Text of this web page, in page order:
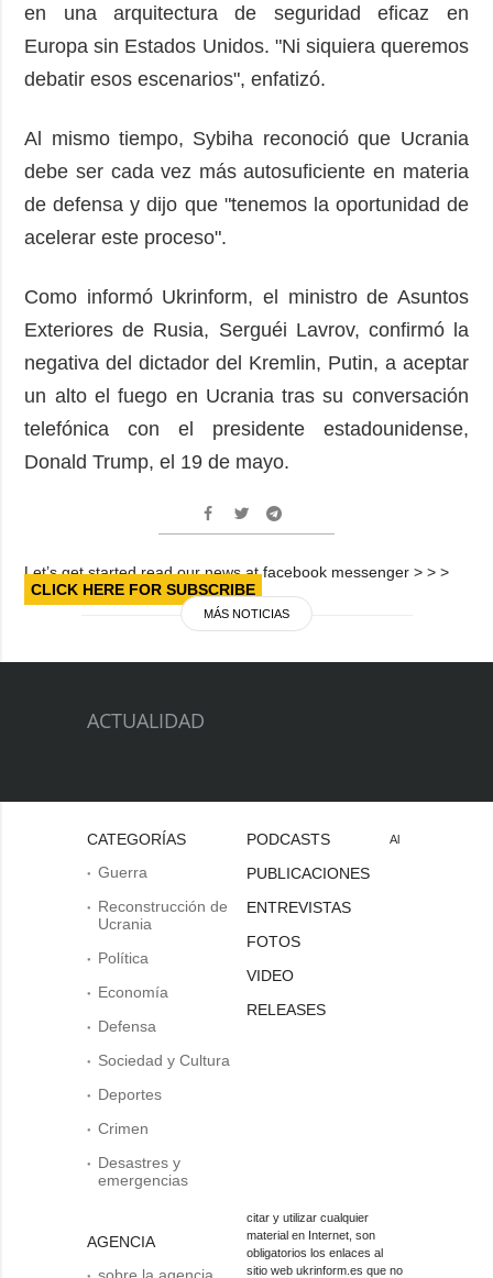
en una arquitectura de seguridad eficaz en
Europa sin Estados Unidos. "Ni siquiera queremos
debatir esos escenarios", enfatizó.
Al mismo tiempo, Sybiha reconoció que Ucrania
debe ser cada vez más autosuficiente en materia
de defensa y dijo que "tenemos la oportunidad de
acelerar este proceso".
Como informó Ukrinform, el ministro de Asuntos
Exteriores de Rusia, Serguéi Lavrov, confirmó la
negativa del dictador del Kremlin, Putin, a aceptar
un alto el fuego en Ucrania tras su conversación
telefónica con el presidente estadounidense,
Donald Trump, el 19 de mayo.
Let’s get started read our news at facebook messenger > > >
CLICK HERE FOR SUBSCRIBE
MÁS NOTICIAS
ACTUALIDAD
CATEGORÍAS
Guerra
Reconstrucción de
Ucrania
Política
Economía
Defensa
Sociedad y Cultura
Deportes
Crimen
Desastres y
emergencias
AGENCIA
sobre la agencia
PODCASTS
PUBLICACIONES
ENTREVISTAS
FOTOS
VIDEO
RELEASES
Al
citar y utilizar cualquier
material en Internet, son
obligatorios los enlaces al
sitio web ukrinform.es que no